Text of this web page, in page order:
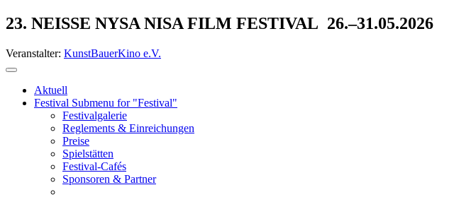
23. NEISSE NYSA NISA FILM FESTIVAL 26.–31.05.2026
Veranstalter: KunstBauerKino e.V.
Aktuell
Festival Submenu for "Festival"
Festivalgalerie
Reglements & Einreichungen
Preise
Spielstätten
Festival-Cafés
Sponsoren & Partner